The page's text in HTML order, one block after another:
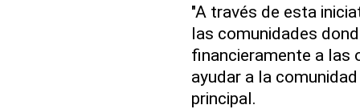
"A través de esta
las comunidades
financieramente a las
ayudar a la
principal.